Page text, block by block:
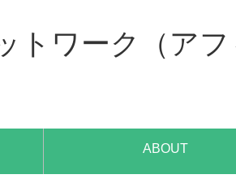
トワーク（ア
ABOUT